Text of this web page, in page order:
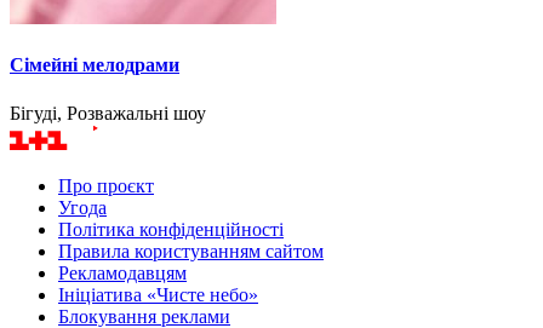
Сімейні мелодрами
Бігуді, Розважальні шоу
Про проєкт
Угода
Політика конфіденційності
Правила користуванням сайтом
Рекламодавцям
Ініціатива «Чисте небо»
Блокування реклами